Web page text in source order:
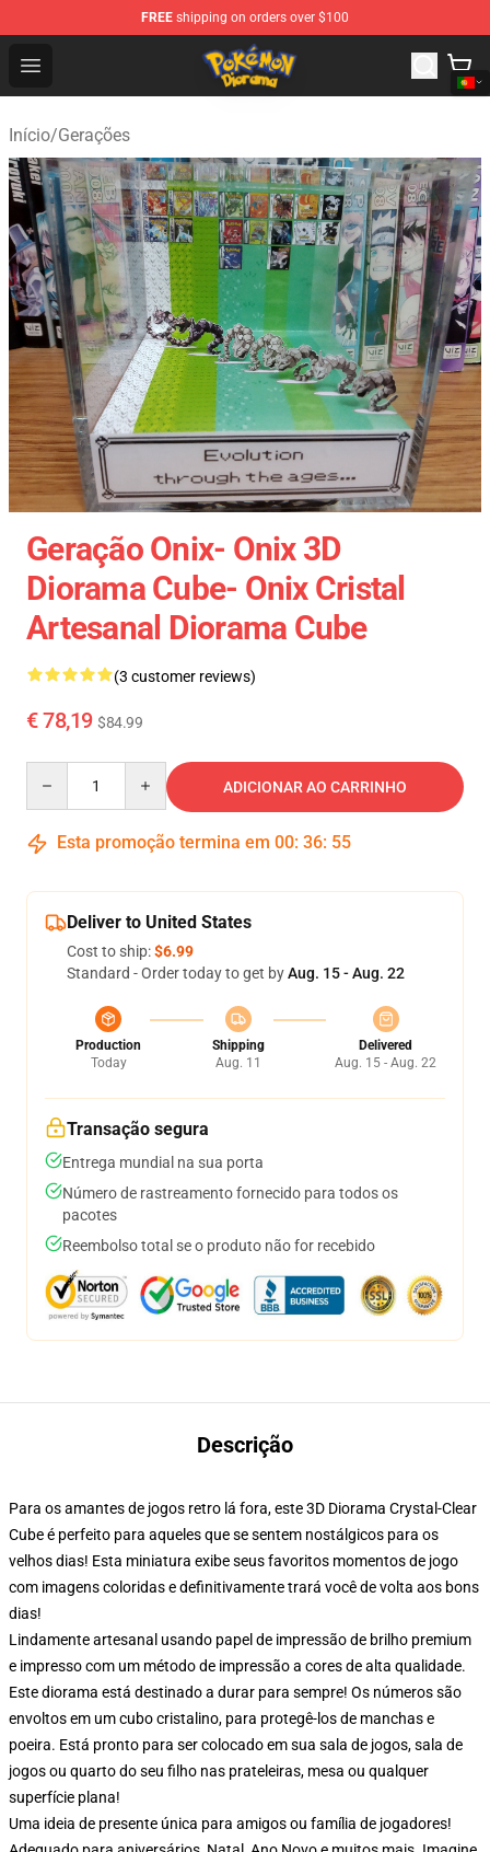
FREE shipping on orders over $100
Open menu
Pokemon Diorama Shop - The Best Store of Pokemon
Início/Gerações
Geração Onix- Onix 3D
Diorama Cube- Onix Cristal
Artesanal Diorama Cube
(3 customer reviews)
€ 78,19 $84.99
ADICIONAR AO CARRINHO
Esta promoção termina em 00: 36: 54
Deliver to United States
Cost to ship:$6.99
Standard - Order today to get byAug. 15 - Aug. 22
Production
Today
Shipping
Aug. 11
Delivered
Aug. 15 - Aug. 22
Transação segura
Entrega mundial na sua porta
Número de rastreamento fornecido para todos os
pacotes
Reembolso total se o produto não for recebido
Descrição
Para os amantes de jogos retro lá fora, este 3D Diorama Crystal-Clear
Cube é perfeito para aqueles que se sentem nostálgicos para os
velhos dias! Esta miniatura exibe seus favoritos momentos de jogo
com imagens coloridas e definitivamente trará você de volta aos bons
dias!
Lindamente artesanal usando papel de impressão de brilho premium
e impresso com um método de impressão a cores de alta qualidade.
Este diorama está destinado a durar para sempre! Os números são
envoltos em um cubo cristalino, para protegê-los de manchas e
poeira. Está pronto para ser colocado em sua sala de jogos, sala de
jogos ou quarto do seu filho nas prateleiras, mesa ou qualquer
superfície plana!
Uma ideia de presente única para amigos ou família de jogadores!